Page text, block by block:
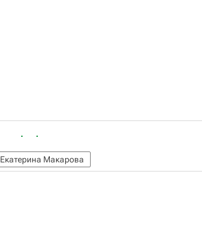
Екатерина Макарова